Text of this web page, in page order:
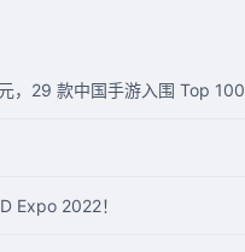
，29 款中国手游入围 Top 100
Expo 2022！